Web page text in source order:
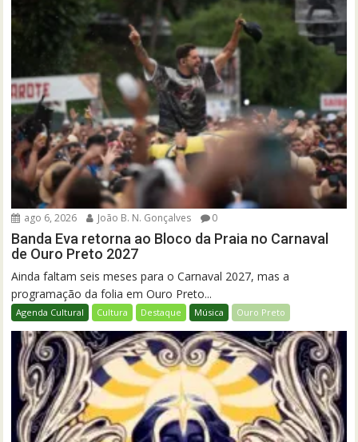
ago 6, 2026 João B. N. Gonçalves 0
Banda Eva retorna ao Bloco da Praia no Carnaval
de Ouro Preto 2027
Ainda faltam seis meses para o Carnaval 2027, mas a
programação da folia em Ouro Preto...
Agenda Cultural Cultura Destaque Música Ouro Preto